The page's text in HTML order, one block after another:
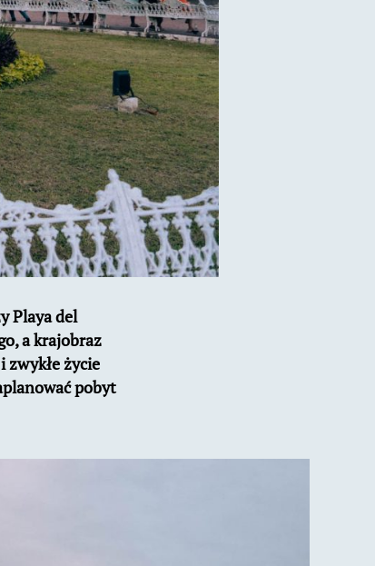
Playa del
a krajobraz
życie
pobyt